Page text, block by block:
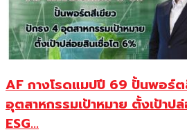
AF กางโรดแมปปี 69 ปั้นพอร์
อุตสาหกรรมเป้าหมาย ตั้งเป้าป
ESG...